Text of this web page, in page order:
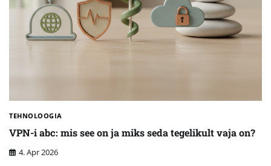
TEHNOLOOGIA
VPN-i abc: mis see on ja miks seda tegelikult vaja on?
4. Apr 2026